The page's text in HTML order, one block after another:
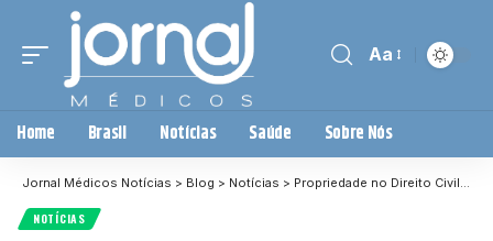
Aa
Home Brasil Notícias Saúde Sobre Nós
Jornal Médicos Notícias > Blog > Notícias > Propriedade no Direito Civil: Entendendo seus Aspectos Fundamentais e Implicações Jurídicas
NOTÍCIAS